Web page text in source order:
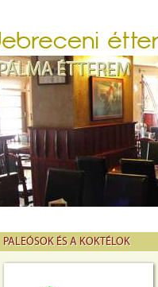
PALEÓSOK ÉS A KOKTÉLOK